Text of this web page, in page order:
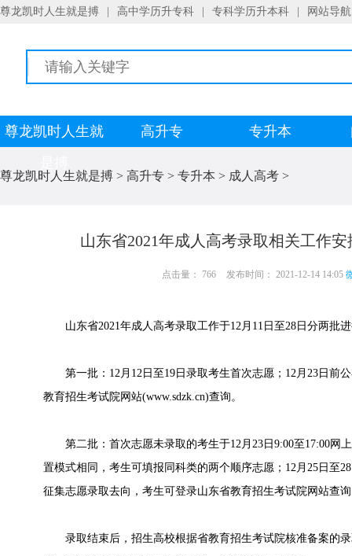
尊龙凯时人生就是搏 高中学历升专科 专科学历升本科 网站导航
尊龙凯时人生就
高升专 专升本
尊龙凯时人生就是搏 > 高升专 > 专升本 > 成人高考 >
山东省2021年成人高考录取相关工作
点击量： 766 发布时间： 2021-12-14 14:05
山东省2021年成人高考录取工作于12月11日至28日分两批
第一批：12月12日至19日录取考生首次志愿；12月23日前
教育招生考试院网站(www.sdzk.cn)查询。
第二批：首次志愿未录取的考生于12月23日9:00至17:00网
置模式相同，考生可填报同科类的两个顺序志愿；12月25日至
征集志愿录取去向，考生可登录山东省教育招生考试院网站查
录取结束后，招生高校根据省教育招生考试院核准备案的录